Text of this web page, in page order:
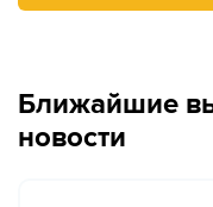
Ближайшие
новости